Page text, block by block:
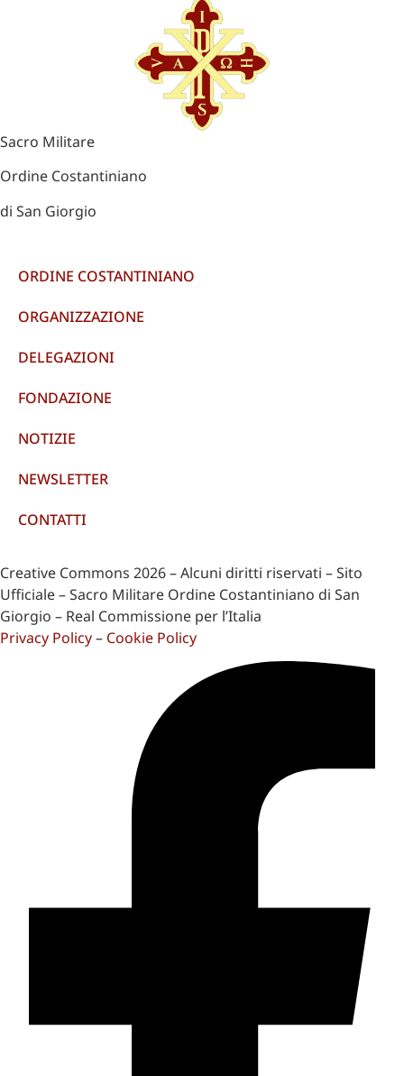
Sacro Militare
Ordine Costantiniano
di San Giorgio
ORDINE COSTANTINIANO
ORGANIZZAZIONE
DELEGAZIONI
FONDAZIONE
NOTIZIE
NEWSLETTER
CONTATTI
Creative Commons 2026 – Alcuni diritti riservati – Sito
Ufficiale – Sacro Militare Ordine Costantiniano di San
Giorgio – Real Commissione per l’Italia
Privacy Policy– Cookie Policy